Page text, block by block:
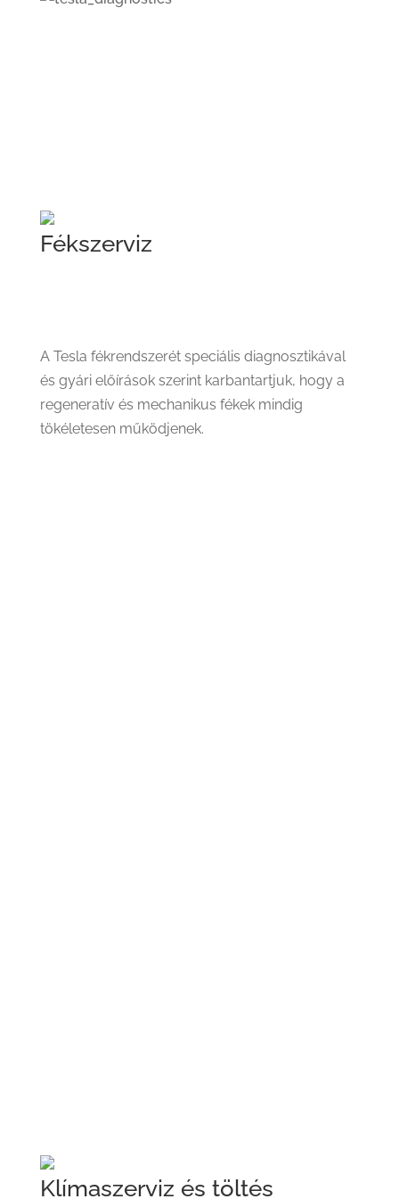
Fékszerviz
A Tesla fékrendszerét speciális diagnosztikával
és gyári előírások szerint karbantartjuk, hogy a
regeneratív és mechanikus fékek mindig
tökéletesen működjenek.
Klímaszerviz és töltés